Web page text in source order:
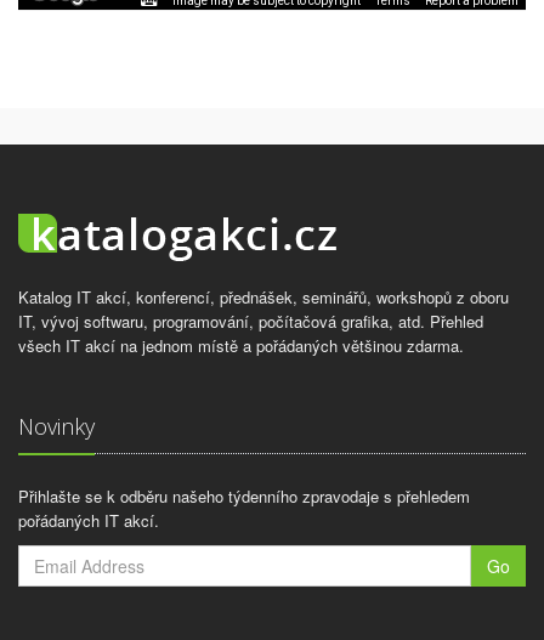
Katalog IT akcí, konferencí, přednášek, seminářů, workshopů z oboru
IT, vývoj softwaru, programování, počítačová grafika, atd. Přehled
všech IT akcí na jednom místě a pořádaných většinou zdarma.
Novinky
Přihlašte se k odběru našeho týdenního zpravodaje s přehledem
pořádaných IT akcí.
Go